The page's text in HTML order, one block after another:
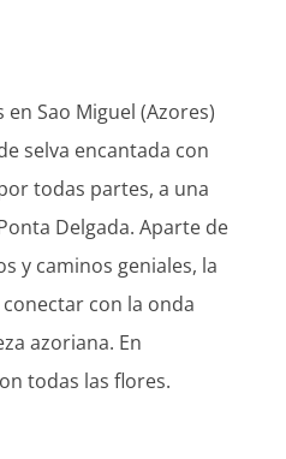
Sao Miguel (Azores)
selva encantada con
todas partes, a una
Delgada. Aparte de
y caminos geniales, la
con la onda
azoriana. En
todas las flores.